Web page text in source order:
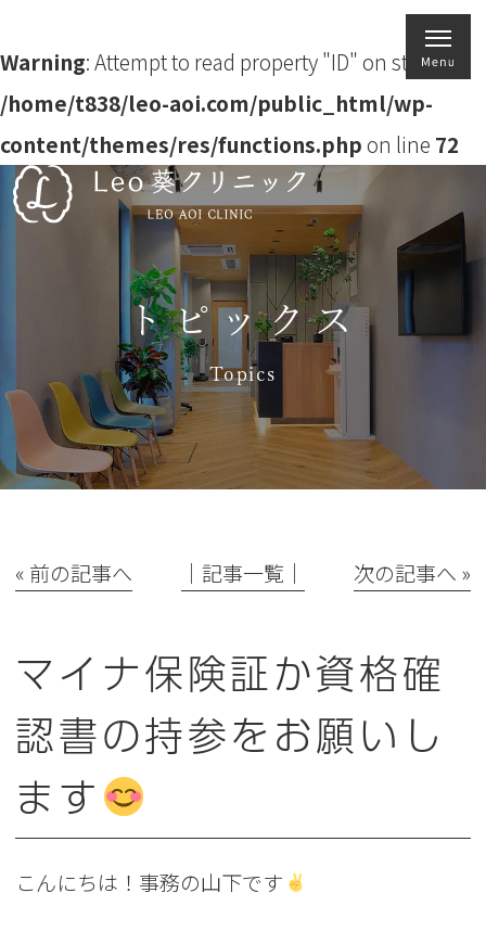
Warning: Attempt to read property "ID" on string in
/home/t838/leo-aoi.com/public_html/wp-
content/themes/res/functions.phpon line 72
トピックス
Topics
« 前の記事へ │記事一覧│ 次の記事へ »
マイナ保険証か資格確
認書の持参をお願いし
ます
こんにちは！事務の山下です